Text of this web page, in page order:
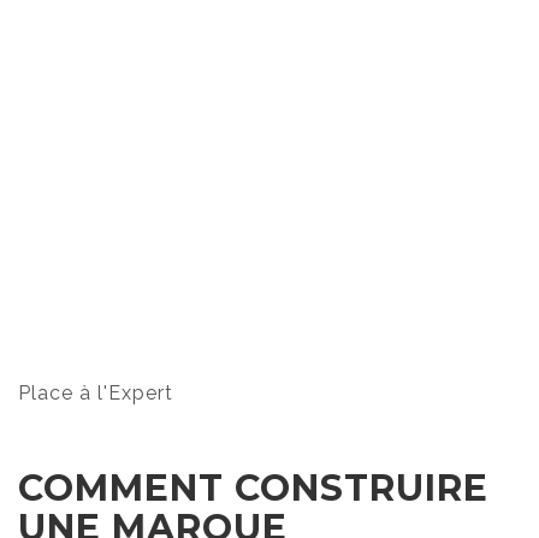
Place à l'Expert
COMMENT CONSTRUIRE
UNE MARQUE